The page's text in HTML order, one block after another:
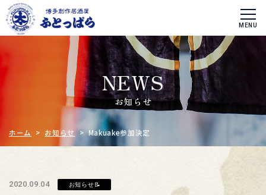
NEWS
お知らせ
ホーム > お知らせ > Makuake参加決定
2020.09.04 お知らせ📝